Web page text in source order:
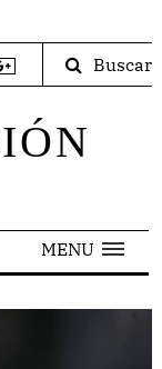
Buscar
MENU